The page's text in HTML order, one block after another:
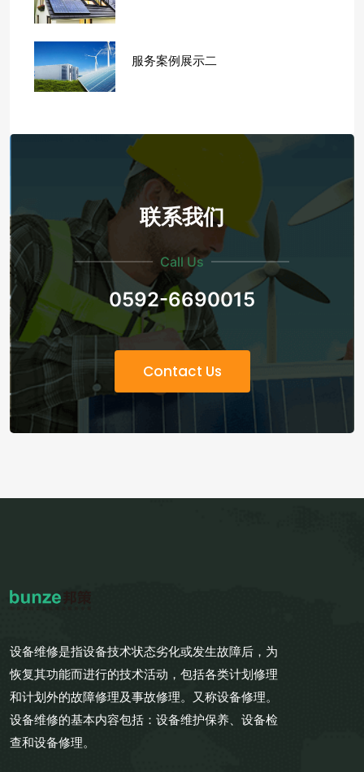
服务案例展示二
联系我们
Call Us
0592-6690015
Contact Us
设备维修是指设备技术状态劣化或发生故障后，为
恢复其功能而进行的技术活动，包括各类计划修理
和计划外的故障修理及事故修理。又称设备修理。
设备维修的基本内容包括：设备维护保养、设备检
查和设备修理。